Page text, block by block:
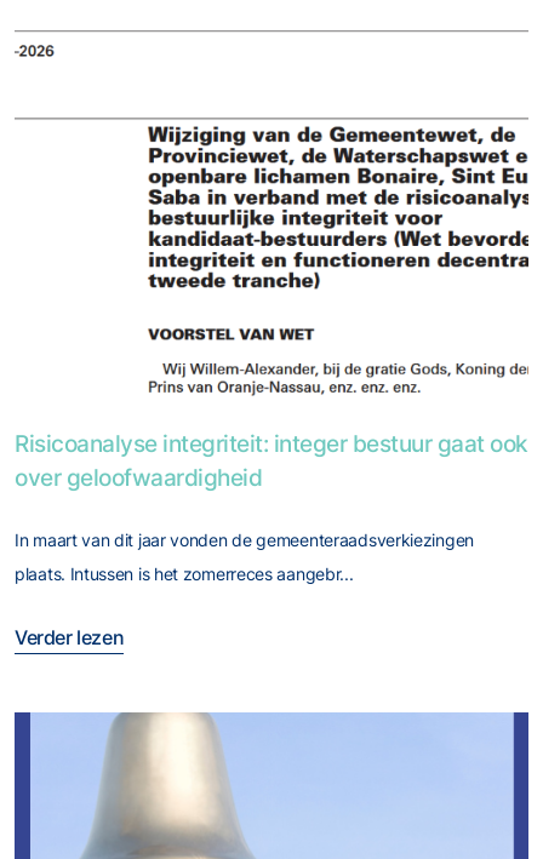
Risicoanalyse integriteit: integer bestuur gaat ook
over geloofwaardigheid
In maart van dit jaar vonden de gemeenteraadsverkiezingen
plaats. Intussen is het zomerreces aangebr...
Verder lezen